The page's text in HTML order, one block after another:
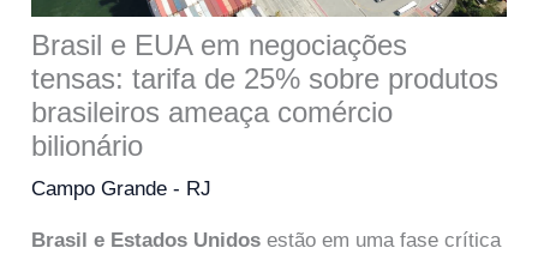
Brasil e EUA em negociações
tensas: tarifa de 25% sobre produtos
brasileiros ameaça comércio
bilionário
Campo Grande - RJ
Brasil e Estados Unidos estão em uma fase crítica